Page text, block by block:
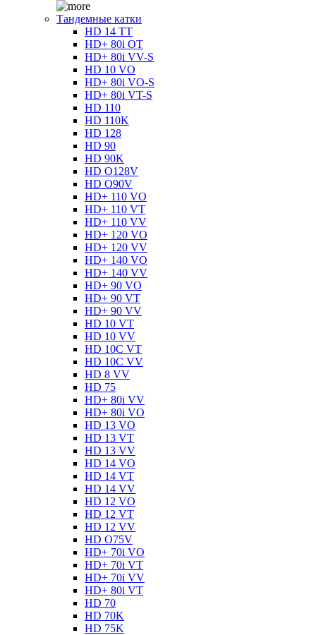
Тандемные катки
HD 14 TT
HD+ 80i OT
HD+ 80i VV-S
HD 10 VO
HD+ 80i VO-S
HD+ 80i VT-S
HD 110
HD 110K
HD 128
HD 90
HD 90K
HD O128V
HD O90V
HD+ 110 VO
HD+ 110 VT
HD+ 110 VV
HD+ 120 VO
HD+ 120 VV
HD+ 140 VO
HD+ 140 VV
HD+ 90 VO
HD+ 90 VT
HD+ 90 VV
HD 10 VT
HD 10 VV
HD 10C VT
HD 10C VV
HD 8 VV
HD 75
HD+ 80i VV
HD+ 80i VO
HD 13 VO
HD 13 VT
HD 13 VV
HD 14 VO
HD 14 VT
HD 14 VV
HD 12 VO
HD 12 VT
HD 12 VV
HD O75V
HD+ 70i VO
HD+ 70i VT
HD+ 70i VV
HD+ 80i VT
HD 70
HD 70K
HD 75K